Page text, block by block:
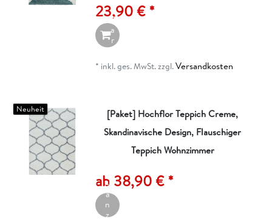
23,90 € *
n
W
a
r
e
n
k
* inkl. ges. MwSt.zzgl.Versandkosten
Neuheit
[Paket] Hochflor Teppich Creme,
Skandinavische Design, Flauschiger
Teppich Wohnzimmer
ab 38,90 € *
ik
el
a
n
z